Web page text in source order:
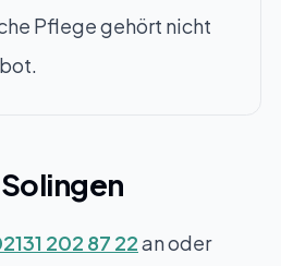
Pflege gehört nicht
202 87 22an oder